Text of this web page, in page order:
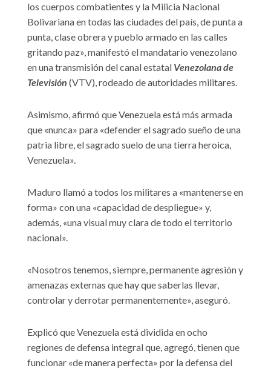
los cuerpos combatientes y la Milicia Nacional
Bolivariana en todas las ciudades del país, de punta a
punta, clase obrera y pueblo armado en las calles
gritando paz», manifestó el mandatario venezolano
en una transmisión del canal estatal Venezolana de
Televisión (VTV), rodeado de autoridades militares.
Asimismo, afirmó que Venezuela está más armada
que «nunca» para «defender el sagrado sueño de una
patria libre, el sagrado suelo de una tierra heroica,
Venezuela».
Maduro llamó a todos los militares a «mantenerse en
forma» con una «capacidad de despliegue» y,
además, «una visual muy clara de todo el territorio
nacional».
«Nosotros tenemos, siempre, permanente agresión y
amenazas externas que hay que saberlas llevar,
controlar y derrotar permanentemente», aseguró.
Explicó que Venezuela está dividida en ocho
regiones de defensa integral que, agregó, tienen que
funcionar «de manera perfecta» por la defensa del